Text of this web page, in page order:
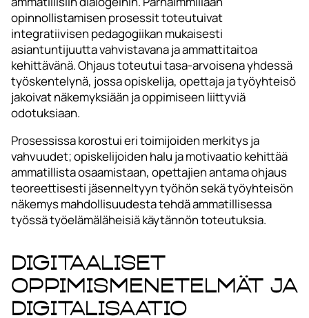
opinnollistamisen prosessit toteutuivat
integratiivisen pedagogiikan mukaisesti
asiantuntijuutta vahvistavana ja ammattitaitoa
kehittävänä. Ohjaus toteutui tasa-arvoisena yhdessä
työskentelynä, jossa opiskelija, opettaja ja työyhteisö
jakoivat näkemyksiään ja oppimiseen liittyviä
odotuksiaan.
Prosessissa korostui eri toimijoiden merkitys ja
vahvuudet; opiskelijoiden halu ja motivaatio kehittää
ammatillista osaamistaan, opettajien antama ohjaus
teoreettisesti jäsenneltyyn työhön sekä työyhteisön
näkemys mahdollisuudesta tehdä ammatillisessa
työssä työelämäläheisiä käytännön toteutuksia.
Digitaaliset
oppimismenetelmät ja
digitalisaatio